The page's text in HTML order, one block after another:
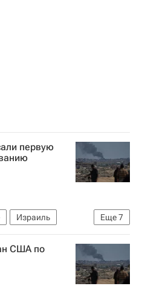
первую
Еще7
Израиль
конфликта
США по